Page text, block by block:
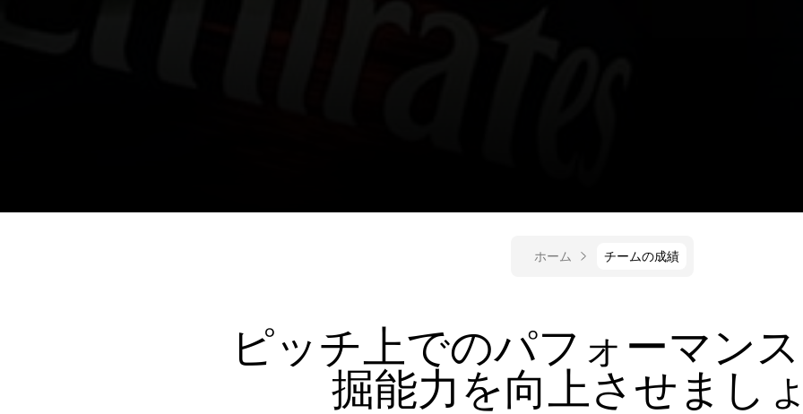
ホーム チームの成績
ピッチ上でのパフォーマン
掘能力を向上させまし